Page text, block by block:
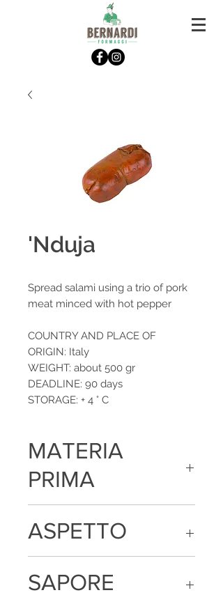
'Nduja
Spread salami using a trio of pork
meat minced with hot pepper
COUNTRY AND PLACE OF
ORIGIN: Italy
WEIGHT: about 500 gr
DEADLINE: 90 days
STORAGE: + 4 ° C
MATERIA
PRIMA
peperone, destrosio, saccarosio, aromi
e spezie
ASPETTO
consistenza cremosa
SAPORE